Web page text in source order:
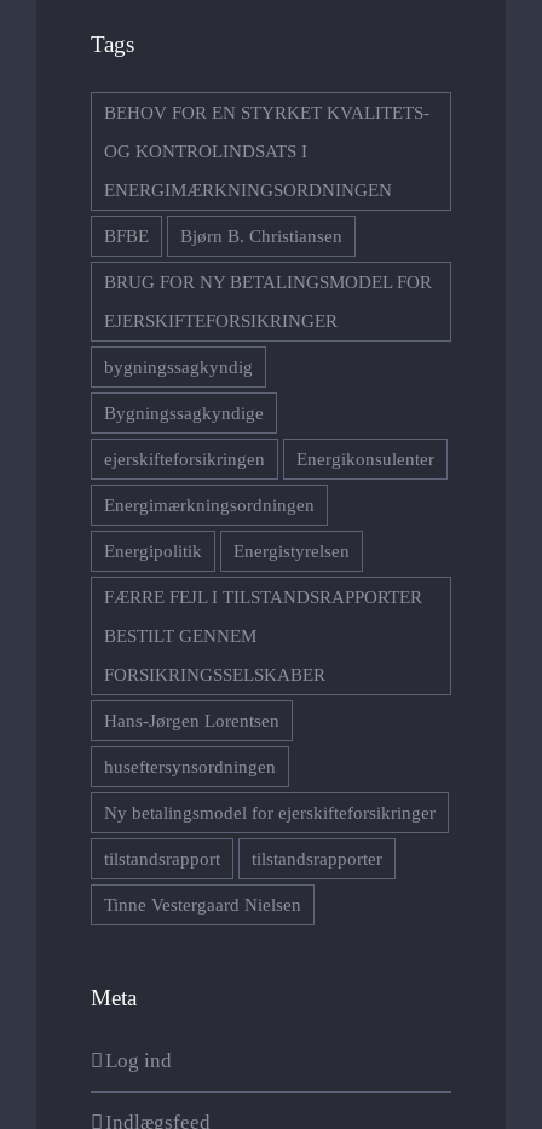
Tags
BEHOV FOR EN STYRKET KVALITETS-
OG KONTROLINDSATS I
ENERGIMÆRKNINGSORDNINGEN
BFBE Bjørn B. Christiansen
BRUG FOR NY BETALINGSMODEL FOR
EJERSKIFTEFORSIKRINGER
bygningssagkyndig
Bygningssagkyndige
ejerskifteforsikringen Energikonsulenter
Energimærkningsordningen
Energipolitik Energistyrelsen
FÆRRE FEJL I TILSTANDSRAPPORTER
BESTILT GENNEM
FORSIKRINGSSELSKABER
Hans-Jørgen Lorentsen
huseftersynsordningen
Ny betalingsmodel for ejerskifteforsikringer
tilstandsrapport tilstandsrapporter
Tinne Vestergaard Nielsen
Meta
Log ind
Indlægsfeed